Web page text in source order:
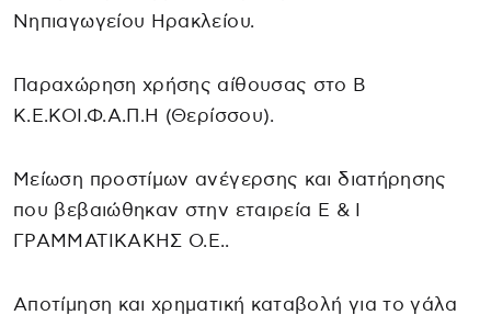
Νηπιαγωγείου Ηρακλείου.
Παραχώρηση χρήσης αίθουσας στο Β
Κ.Ε.ΚΟΙ.Φ.Α.Π.Η (Θερίσσου).
Μείωση προστίμων ανέγερσης και διατήρησης
που βεβαιώθηκαν στην εταιρεία Ε & Ι
ΓΡΑΜΜΑΤΙΚΑΚΗΣ Ο.Ε..
Αποτίμηση και χρηματική καταβολή για το γάλα